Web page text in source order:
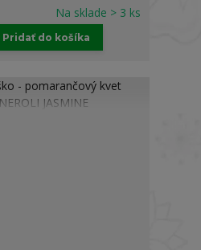
Na sklade > 3 ks
Pridať do košíka